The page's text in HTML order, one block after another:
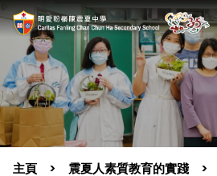
主頁 震夏人素質教育的實踐